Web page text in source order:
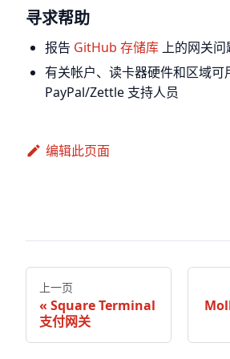
寻求帮助
报告 GitHub 存储库 上的网关问
有关帐户、读卡器硬件和区域可
PayPal/Zettle 支持人员
编辑此页面
上一页
Square Terminal
支付网关